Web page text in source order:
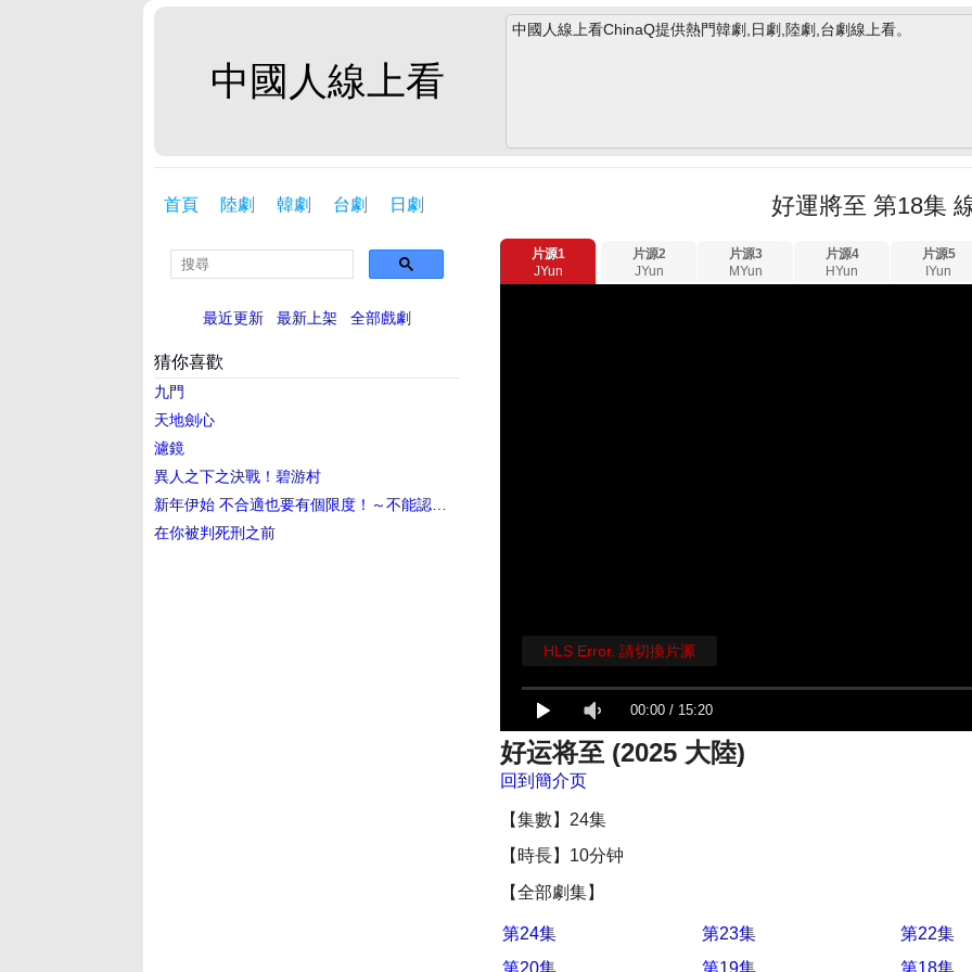
中國人線上看
中國人線上看ChinaQ提供熱門韓劇,日劇,陸劇,台劇線上看。
首頁 陸劇 韓劇 台劇 日劇
最近更新 最新上架 全部戲劇
好運將至 第18集
片源1
JYun
片源2
JYun
片源3
MYun
片源4
HYun
片源5
IYun
00:00 / 15:20
HLS Error. 請切換片源
好运将至 (2025 大陸)
回到簡介页
【集數】24集
【時長】10分钟
【全部劇集】
第24集 第23集
第22集
猜你喜歡
九門
天地劍心
濾鏡
異人之下之決戰！碧游村
在你被判死刑之前